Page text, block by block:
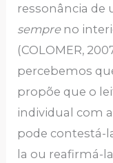
ressonância de
sempreno
(COLOMER,
percebemos
propõe que o
individual com
pode contestá-
la ou reafirmá-